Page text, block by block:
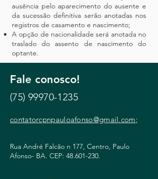
ausência pelo aparecimento do ausente e
da sucessão definitiva serão anotadas nos
registros de casamento e nascimento;
A opção de nacionalidade será anotada no
traslado do assento de nascimento do
optante.
Fale conosco!
(75) 99970-1235
contatorcpnpauloafonso@gmail.com;
Rua André Falcão n 177, Centro, Paulo
Afonso- BA. CEP: 48.601-230.